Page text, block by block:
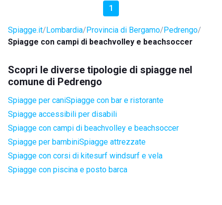
1
Spiagge.it Lombardia Provincia di Bergamo Pedrengo
Spiagge con campi di beachvolley e beachsoccer
Scopri le diverse tipologie di spiagge nel
comune di Pedrengo
Spiagge per caniSpiagge con bar e ristorante
Spiagge accessibili per disabili
Spiagge con campi di beachvolley e beachsoccer
Spiagge per bambiniSpiagge attrezzate
Spiagge con corsi di kitesurf windsurf e vela
Spiagge con piscina e posto barca